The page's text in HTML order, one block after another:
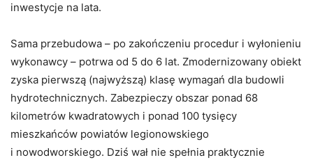
inwestycje na lata.
Sama przebudowa – po zakończeniu procedur i wyłonieniu
wykonawcy – potrwa od 5 do 6 lat. Zmodernizowany obiekt
zyska pierwszą (najwyższą) klasę wymagań dla budowli
hydrotechnicznych. Zabezpieczy obszar ponad 68
kilometrów kwadratowych i ponad 100 tysięcy
mieszkańców powiatów legionowskiego
i nowodworskiego. Dziś wał nie spełnia praktycznie